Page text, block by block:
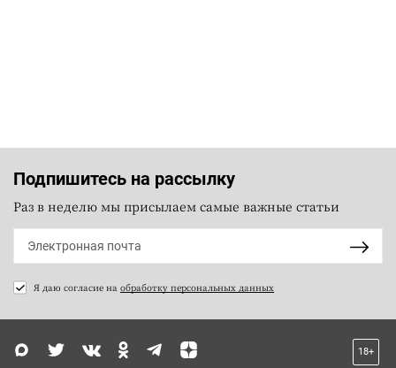
Подпишитесь на рассылку
Раз в неделю мы присылаем самые важные статьи
Я даю согласие на обработку персональных данных
18+